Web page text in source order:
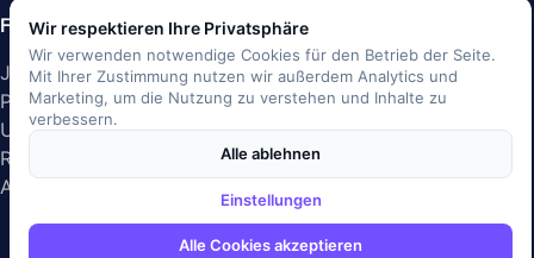
Für Arbeitgeber
Job inserieren
Preise
Unternehmensprofil
Recruiting-Lösungen
API-Dokumentation
Unternehmen
Über uns
Blog
Presse
Kontakt
Gleichberechtigung &
Vielfalt
Wir respektieren Ihre Privatsphäre
Wir verwenden notwendige Cookies für den Betrieb der Seite.
Mit Ihrer Zustimmung nutzen wir außerdem Analytics und
Marketing, um die Nutzung zu verstehen und Inhalte zu
verbessern.
Alle ablehnen
Einstellungen
Alle Cookies akzeptieren